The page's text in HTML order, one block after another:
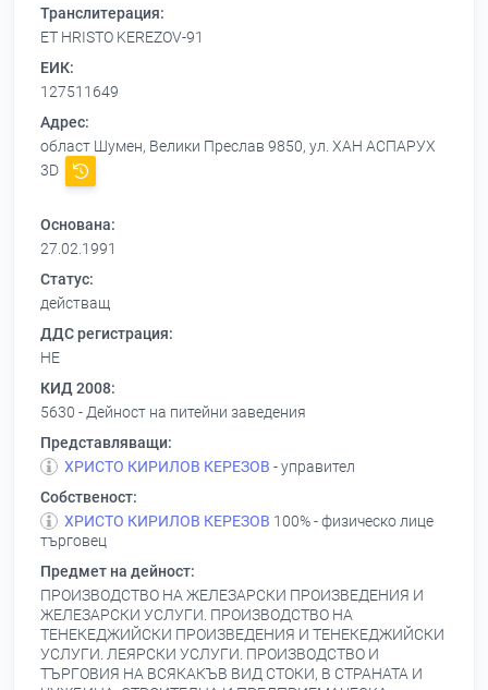
Транслитерация:
ET HRISTO KEREZOV-91
ЕИК:
127511649
Адрес:
област Шумен, Велики Преслав 9850, ул. ХАН АСПАРУХ
3D
Основана:
27.02.1991
Статус:
действащ
ДДС регистрация:
НЕ
КИД 2008:
5630 - Дейност на питейни заведения
Представляващи:
ХРИСТО КИРИЛОВ КЕРЕЗОВ - управител
Собственост:
ХРИСТО КИРИЛОВ КЕРЕЗОВ 100% - физическо лице
търговец
Предмет на дейност:
ПРОИЗВОДСТВО НА ЖЕЛЕЗАРСКИ ПРОИЗВЕДЕНИЯ И
ЖЕЛЕЗАРСКИ УСЛУГИ. ПРОИЗВОДСТВО НА
ТЕНЕКЕДЖИЙСКИ ПРОИЗВЕДЕНИЯ И ТЕНЕКЕДЖИЙСКИ
УСЛУГИ. ЛЕЯРСКИ УСЛУГИ. ПРОИЗВОДСТВО И
ТЪРГОВИЯ НА ВСЯКАКЪВ ВИД СТОКИ, В СТРАНАТА И